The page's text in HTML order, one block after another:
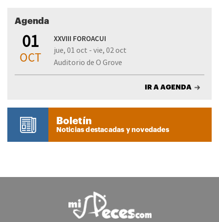
Agenda
01
OCT
XXVIII FOROACUI
jue, 01 oct - vie, 02 oct
Auditorio de O Grove
IR A AGENDA
Boletín
Noticias destacadas y novedades